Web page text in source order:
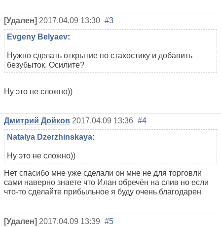
[Удален] 2017.04.09 13:30 #3
Evgeny Belyaev:
Нужно сделать открытие по стахостику и добавить
безубыток. Осилите?
Ну это не сложно))
Дмитрий Дойков 2017.04.09 13:36 #4
Natalya Dzerzhinskaya:
Ну это не сложно))
Нет спасибо мне уже сделали он мне не для торговли
сами наверно знаете что Илан обречён на слив но если
что-то сделайте прибыльное я буду очень благодарен
[Удален] 2017.04.09 13:39 #5